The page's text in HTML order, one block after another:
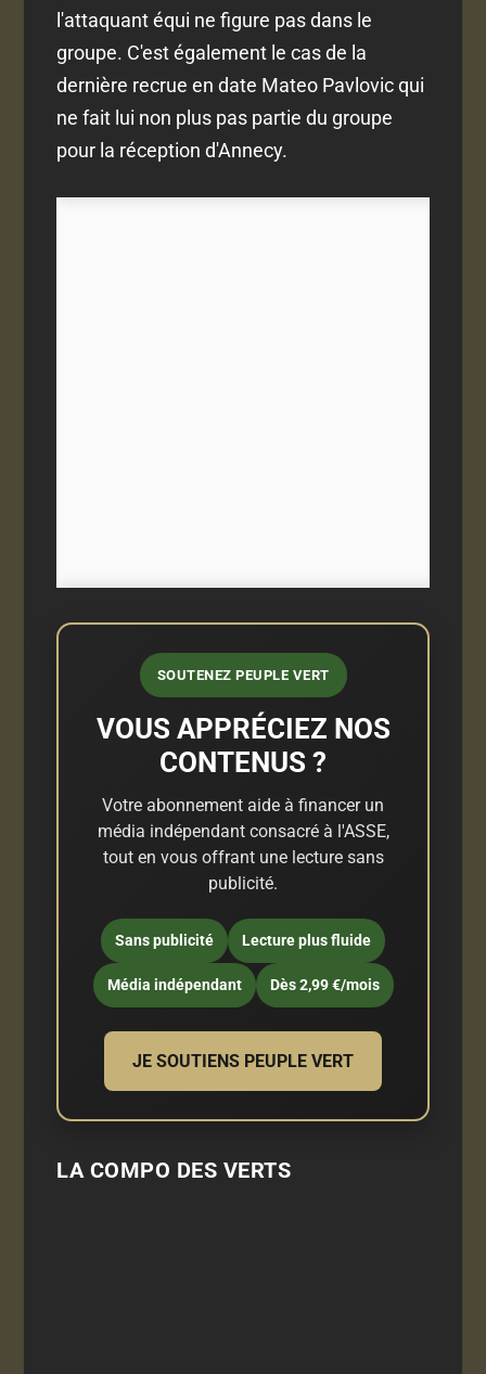
l'attaquant équi ne figure pas dans le
groupe. C'est également le cas de la
dernière recrue en date Mateo Pavlovic qui
ne fait lui non plus pas partie du groupe
pour la réception d'Annecy.
SOUTENEZ PEUPLE VERT
VOUS APPRÉCIEZ NOS
CONTENUS ?
Votre abonnement aide à financer un
média indépendant consacré à l'ASSE,
tout en vous offrant une lecture sans
publicité.
Sans publicité Lecture plus fluide
Média indépendant Dès 2,99 €/mois
JE SOUTIENS PEUPLE VERT
LA COMPO DES VERTS